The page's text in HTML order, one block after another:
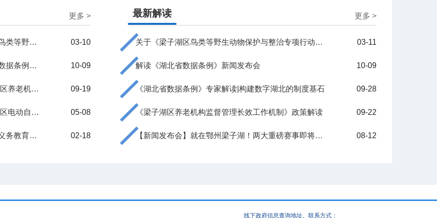
更多 >
梁子湖区人民政府办公室关于印发梁子湖区鸟类等野生动物保护... 03-10
​湖北省人民政府办公厅关于印发《〈湖北省数据条例〉贯彻实... 10-09
梁子湖区人民政府办公室 关于印发《梁子湖区养老机构监督管理... 09-19
梁子湖区人民政府办公室 关于印发《梁子湖区电动自行车公共充... 05-08
梁子湖区人民政府办公室关于印发梁子湖区义务教育学校布局优... 02-18
最新解读 更多 >
关于《梁子湖区鸟类等野生动物保护与整治专项行动方案》政策解读 03-11
解读《湖北省数据条例》新闻发布会 10-09
《湖北省数据条例》专家解读|构建数字湖北的制度基石 09-28
《梁子湖区养老机构监督管理长效工作机制》政策解读 09-22
【新闻发布会】就在鄂州梁子湖！两大重磅赛事即将火热开赛 08-12
线下政府信息查询地址、联系方式：